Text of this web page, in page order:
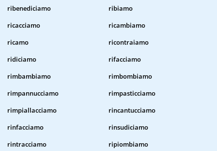
ribenediciamo
ribiamo
ricacciamo
ricambiamo
ricamo
ricontraiamo
ridiciamo
rifacciamo
rimbambiamo
rimbombiamo
rimpannucciamo
rimpasticciamo
rimpiallacciamo
rincantucciamo
rinfacciamo
rinsudiciamo
rintracciamo
ripiombiamo